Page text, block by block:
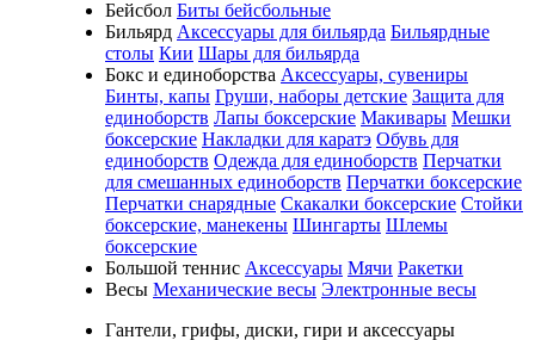
Бейсбол Биты бейсбольные
Бильярд Аксессуары для бильярда Бильярдные
столы Кии Шары для бильярда
Бокс и единоборства Аксессуары, сувениры
Бинты, капы Груши, наборы детские Защита для
единоборств Лапы боксерские Макивары Мешки
боксерские Накладки для каратэ Обувь для
единоборств Одежда для единоборств Перчатки
для смешанных единоборств Перчатки боксерские
Перчатки снарядные Скакалки боксерские Стойки
боксерские, манекены Шингарты Шлемы
боксерские
Большой теннис Аксессуары Мячи Ракетки
Весы Механические весы Электронные весы
Гантели, грифы, диски, гири и аксессуары